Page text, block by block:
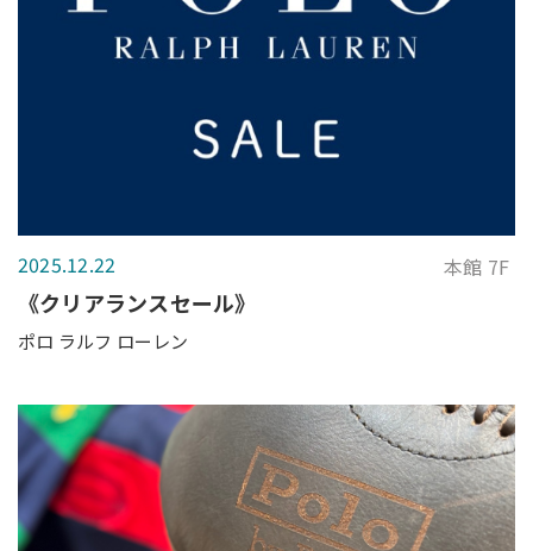
2025.12.22 本館 7F
《クリアランスセール》
ポロ ラルフ ローレン